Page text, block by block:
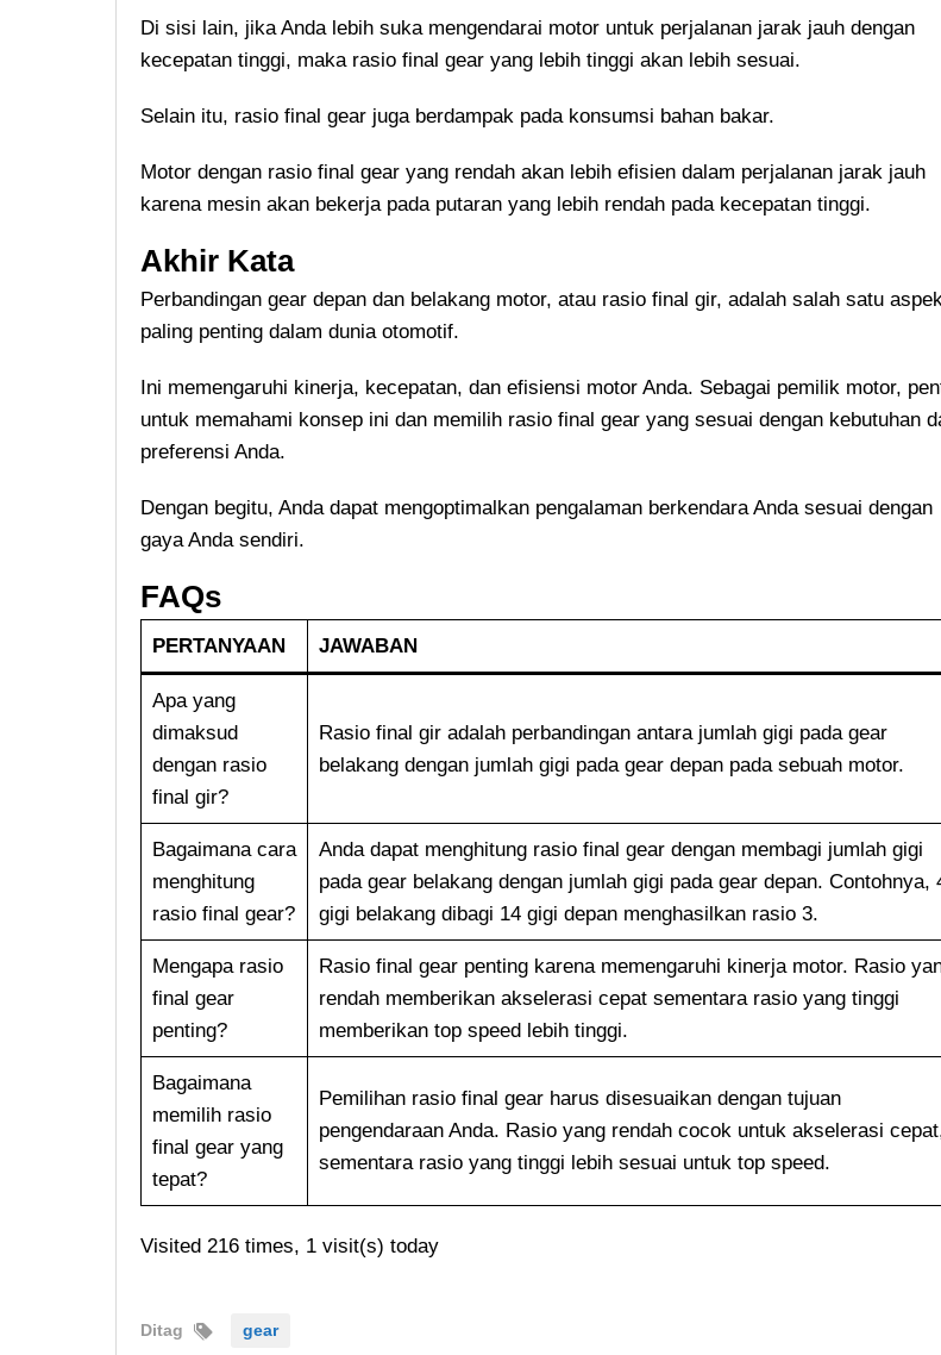
Di sisi lain, jika Anda lebih suka mengendarai motor untuk perjalanan jarak jauh dengan
kecepatan tinggi, maka rasio final gear yang lebih tinggi akan lebih sesuai.
Selain itu, rasio final gear juga berdampak pada konsumsi bahan bakar.
Motor dengan rasio final gear yang rendah akan lebih efisien dalam perjalanan jarak jauh
karena mesin akan bekerja pada putaran yang lebih rendah pada kecepatan tinggi.
Akhir Kata
Perbandingan gear depan dan belakang motor, atau rasio final gir, adalah salah satu
paling penting dalam dunia otomotif.
Ini memengaruhi kinerja, kecepatan, dan efisiensi motor Anda. Sebagai pemilik motor,
untuk memahami konsep ini dan memilih rasio final gear yang sesuai dengan kebutuhan
preferensi Anda.
Dengan begitu, Anda dapat mengoptimalkan pengalaman berkendara Anda sesuai dengan
gaya Anda sendiri.
FAQs
PERTANYAAN JAWABAN
Apa yang
dimaksud
dengan rasio
final gir?
Rasio final gir adalah perbandingan antara jumlah gigi pada gear
belakang dengan jumlah gigi pada gear depan pada sebuah motor.
Bagaimana cara
menghitung
rasio final gear?
Anda dapat menghitung rasio final gear dengan membagi jumlah gigi
pada gear belakang dengan jumlah gigi pada gear depan. Contohnya,
gigi belakang dibagi 14 gigi depan menghasilkan rasio 3.
Mengapa rasio
final gear
penting?
Rasio final gear penting karena memengaruhi kinerja motor. Rasio
rendah memberikan akselerasi cepat sementara rasio yang tinggi
memberikan top speed lebih tinggi.
Bagaimana
memilih rasio
final gear yang
tepat?
Pemilihan rasio final gear harus disesuaikan dengan tujuan
pengendaraan Anda. Rasio yang rendah cocok untuk akselerasi
sementara rasio yang tinggi lebih sesuai untuk top speed.
Visited 216 times, 1 visit(s) today
Ditag gear